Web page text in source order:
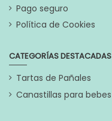
Pago seguro
Política de Cookies
CATEGORÍAS DESTACADAS
Tartas de Pañales
Canastillas para bebes